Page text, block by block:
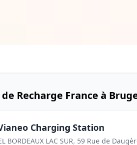
Recharge France à
Charging Station
BORDEAUX LAC SUR, 59 Rue de